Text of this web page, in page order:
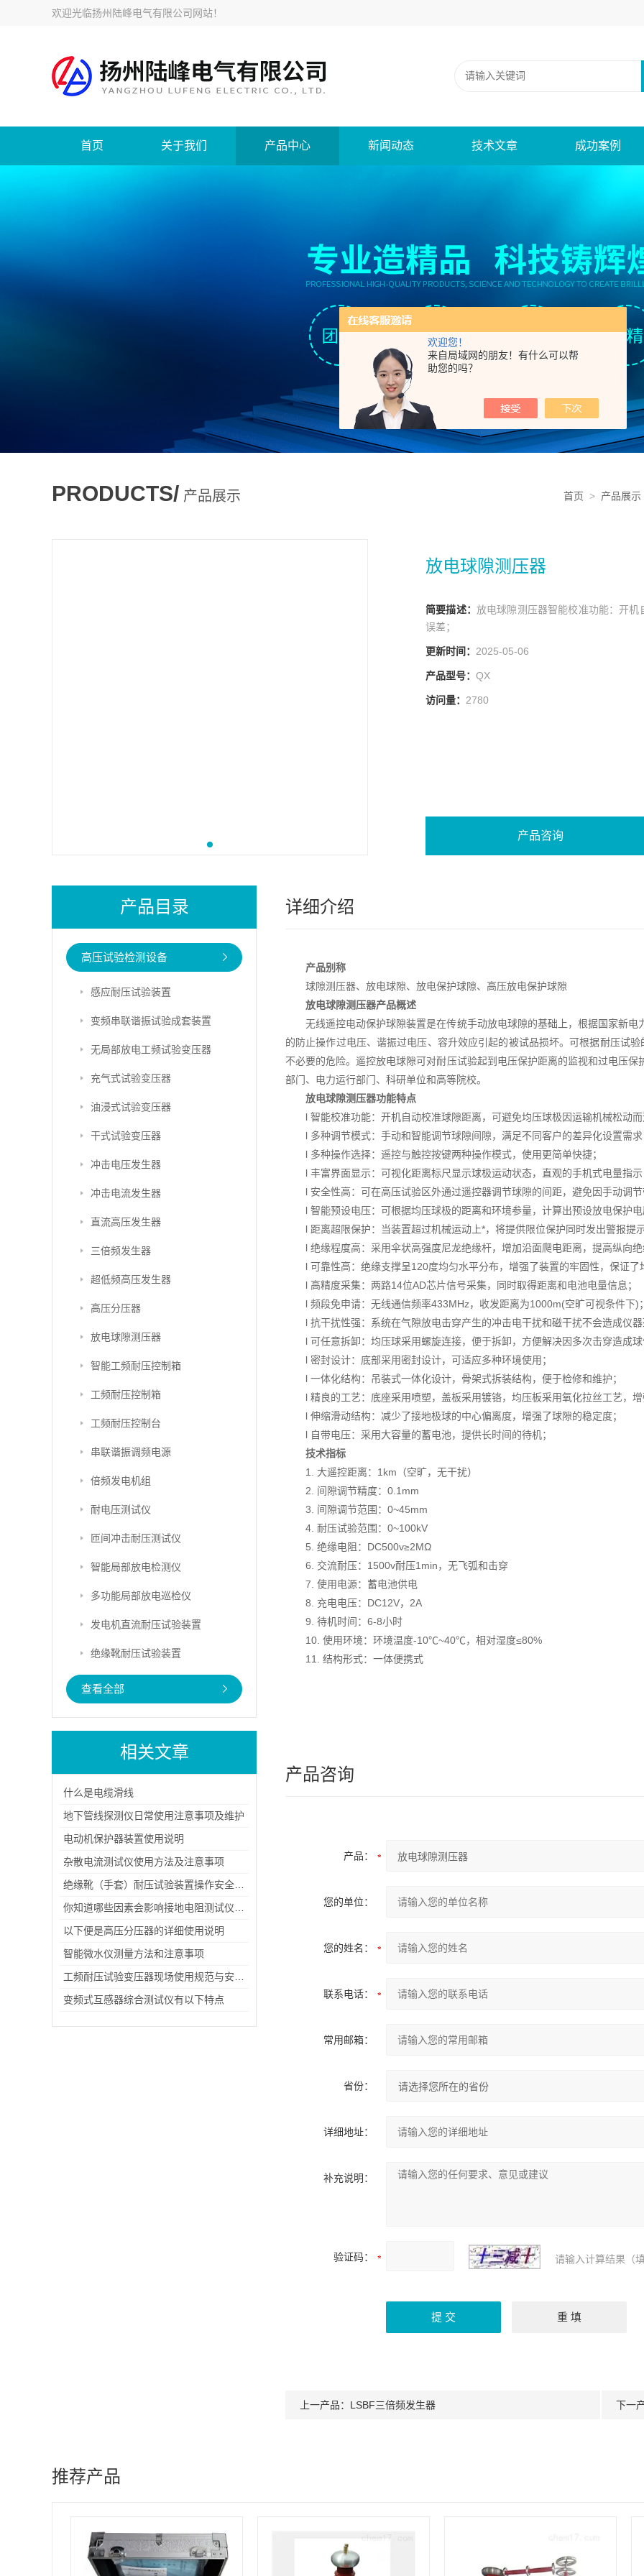
欢迎您！
来自局域网的朋友！有什么可以帮
助您的吗？
欢迎光临扬州陆峰电气有限公司网站！
首页 关于我们 产品中心 新闻动态 技术文章 成功案例
PRODUCTS/ 产品展示 首页 > 产品展示
放电球隙测压器
简要描述： 放电球隙测压器智能校准功能：开
误差；
更新时间： 2025-05-06
产品型号： QX
访问量： 2780
产品咨询
产品目录
高压试验检测设备
感应耐压试验装置
变频串联谐振试验成套装置
无局部放电工频试验变压器
充气式试验变压器
油浸式试验变压器
干式试验变压器
冲击电压发生器
冲击电流发生器
直流高压发生器
三倍频发生器
超低频高压发生器
高压分压器
放电球隙测压器
智能工频耐压控制箱
工频耐压控制箱
工频耐压控制台
串联谐振调频电源
倍频发电机组
耐电压测试仪
匝间冲击耐压测试仪
智能局部放电检测仪
多功能局部放电巡检仪
发电机直流耐压试验装置
绝缘靴耐压试验装置
查看全部
相关文章
什么是电缆滑线
地下管线探测仪日常使用注意事项及维护
电动机保护器装置使用说明
杂散电流测试仪使用方法及注意事项
以下便是高压分压器的详细使用说明
智能微水仪测量方法和注意事项
变频式互感器综合测试仪有以下特点
详细介绍
产品别称
球隙测压器、放电球隙、放电保护球隙、高压放电保护球隙
放电球隙测压器产品概述
无线遥控电动保护球隙装置是在传统手动放电球隙的基础上，根据国家新
的防止操作过电压、谐振过电压、容升效应引起的被试品损坏。可根据耐压试
不必要的危险。遥控放电球隙可对耐压试验起到电压保护距离的监视和过电压
部门、电力运行部门、科研单位和高等院校。
放电球隙测压器功能特点
l 智能校准功能：开机自动校准球隙距离，可避免均压球极因运输机械松动
l 多种调节模式：手动和智能调节球隙间隙，满足不同客户的差异化设置需
l 多种操作选择：遥控与触控按键两种操作模式，使用更简单快捷；
l 丰富界面显示：可视化距离标尺显示球极运动状态，直观的手机式电量指
l 安全性高：可在高压试验区外通过遥控器调节球隙的间距，避免因手动调
l 智能预设电压：可根据均压球极的距离和环境参量，计算出预设放电保护
l 距离超限保护：当装置超过机械运动上*，将提供限位保护同时发出警报提
l 绝缘程度高：采用伞状高强度尼龙绝缘杆，增加沿面爬电距离，提高纵向
l 可靠性高：绝缘支撑呈120度均匀水平分布，增强了装置的牢固性，保证了
l 高精度采集：两路14位AD芯片信号采集，同时取得距离和电池电量信息；
l 频段免申请：无线通信频率433MHz，收发距离为1000m(空旷可视条件下)
l 抗干扰性强：系统在气隙放电击穿产生的冲击电干扰和磁干扰不会造成仪
l 可任意拆卸：均压球采用螺旋连接，便于拆卸，方便解决因多次击穿造成
l 密封设计：底部采用密封设计，可适应多种环境使用；
l 一体化结构：吊装式一体化设计，骨架式拆装结构，便于检修和维护；
l 精良的工艺：底座采用喷塑，盖板采用镀铬，均压板采用氧化拉丝工艺，
l 伸缩滑动结构：减少了接地极球的中心偏离度，增强了球隙的稳定度；
l 自带电压：采用大容量的蓄电池，提供长时间的待机；
技术指标
1. 大遥控距离：1km（空旷，无干扰）
2. 间隙调节精度：0.1mm
3. 间隙调节范围：0~45mm
4. 耐压试验范围：0~100kV
5. 绝缘电阻：DC500v≥2MΩ
6. 交流耐压：1500v耐压1min，无飞弧和击穿
7. 使用电源：蓄电池供电
8. 充电电压：DC12V，2A
9. 待机时间：6-8小时
10. 使用环境：环境温度-10℃~40℃，相对湿度≤80%
11. 结构形式：一体便携式
产品咨询
产品：
您的单位：
您的姓名：
联系电话：
常用邮箱：
省份：
详细地址：
补充说明：
验证码： 请输入计算结果（
上一产品： LSBF三倍频发生器 下一
推荐产品